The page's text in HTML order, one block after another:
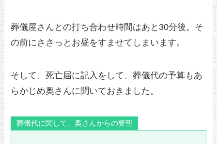
葬儀屋さんとの打ち合わせ時間はあと30分後。そ
の前にささっとお昼をすませてしまいます。
そして、死亡届に記入をして、葬儀代の予算もあ
らかじめ奥さんに聞いておきました。
葬儀代に関して、奥さんからの要望